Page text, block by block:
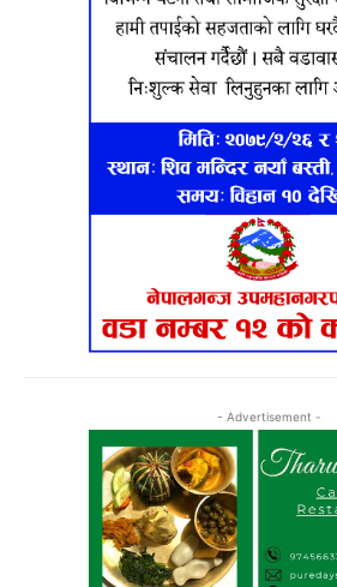
- Advertisement -